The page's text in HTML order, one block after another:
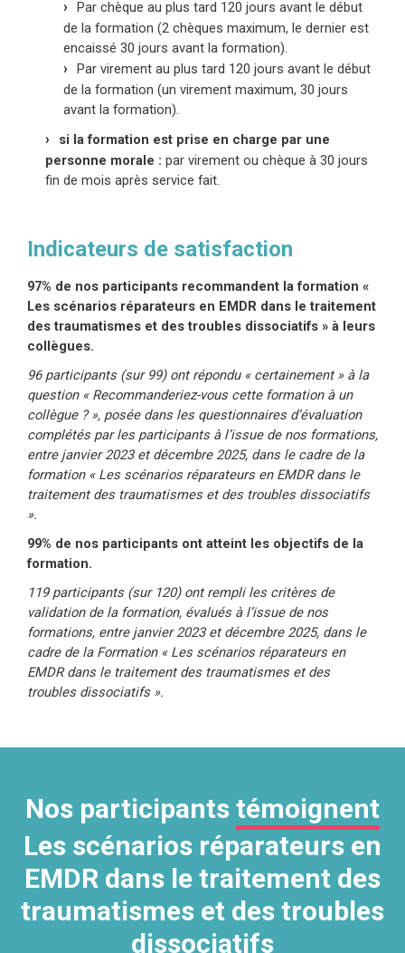
Par chèque au plus tard 120 jours avant le début
de la formation (2 chèques maximum, le dernier est
encaissé 30 jours avant la formation).
Par virement au plus tard 120 jours avant le début
de la formation (un virement maximum, 30 jours
avant la formation).
si la formation est prise en charge par une
personne morale : par virement ou chèque à 30 jours
fin de mois après service fait.
Indicateurs de satisfaction
97% de nos participants recommandent la formation «
Les scénarios réparateurs en EMDR dans le traitement
des traumatismes et des troubles dissociatifs » à leurs
collègues.
96 participants (sur 99) ont répondu « certainement » à la
question « Recommanderiez-vous cette formation à un
collègue ? », posée dans les questionnaires d’évaluation
complétés par les participants à l’issue de nos formations,
entre janvier 2023 et décembre 2025, dans le cadre de la
formation « Les scénarios réparateurs en EMDR dans le
traitement des traumatismes et des troubles dissociatifs
».
99% de nos participants ont atteint les objectifs de la
formation.
119 participants (sur 120) ont rempli les critères de
validation de la formation, évalués à l’issue de nos
formations, entre janvier 2023 et décembre 2025, dans le
cadre de la Formation « Les scénarios réparateurs en
EMDR dans le traitement des traumatismes et des
troubles dissociatifs ».
Nos participants témoignent
Les scénarios réparateurs en
EMDR dans le traitement des
traumatismes et des troubles
dissociatifs